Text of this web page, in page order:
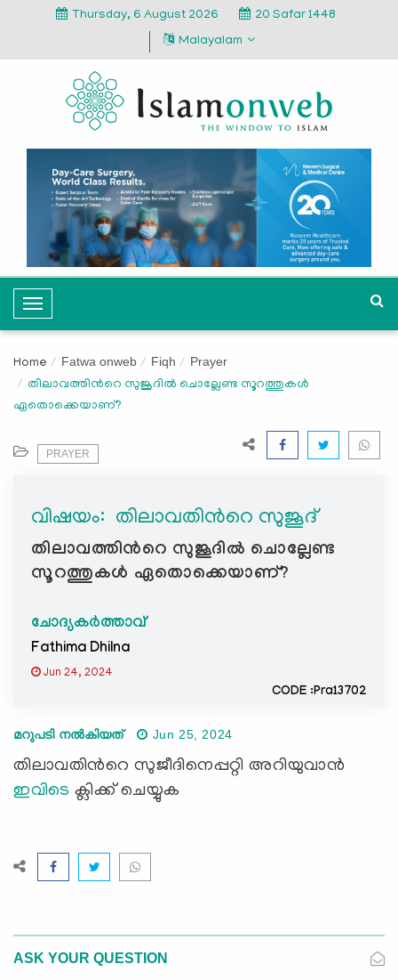
Thursday, 6 August 2026
20 Safar 1448
Malayalam
T
o
g
l
e
g
a
t
i
n
Home Fatwa onweb Fiqh Prayer
തിലാവത്തിന്‍റെ സുജൂദിൽ ചൊല്ലേണ്ട സൂറത്തുകൾ
ഏതൊക്കെയാണ്?
PRAYER
വിഷയം: ‍ തിലാവതിന്‍റെ സുജൂദ്
തിലാവത്തിന്‍റെ സുജൂദിൽ ചൊല്ലേണ്ട
സൂറത്തുകൾ ഏതൊക്കെയാണ്?
ചോദ്യകർത്താവ്
Fathima Dhilna
Jun 24, 2024
CODE :Pra13702
മറുപടി നൽകിയത് Jun 25, 2024
തിലാവതിന്‍റെ സുജീദിനെപ്പറ്റി അറിയുവാൻ
ഇവിടെ ക്ലിക്ക് ചെയ്യുക
ASK YOUR QUESTION